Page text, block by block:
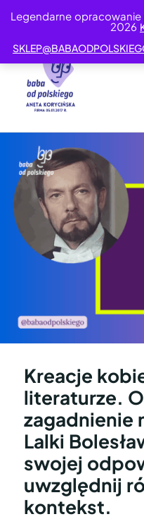
Legendarne
2026
Kreacje
literaturze.
zagadnienie
Lalki
swojej
uwzględnij
kontekst.